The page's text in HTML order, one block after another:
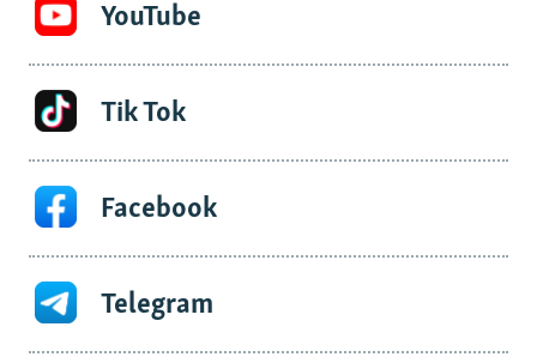
YouTube
Tik Tok
Facebook
Telegram